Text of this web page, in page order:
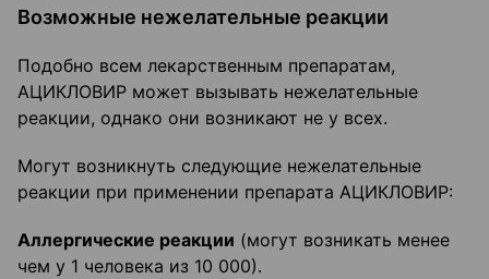
Возможные нежелательные реакции
Подобно всем лекарственным препаратам,
АЦИКЛОВИР может вызывать нежелательные
реакции, однако они возникают не у всех.
Могут возникнуть следующие нежелательные
реакции при применении препарата АЦИКЛОВИР:
Аллергические реакции (могут возникать менее
чем у 1 человека из 10 000).